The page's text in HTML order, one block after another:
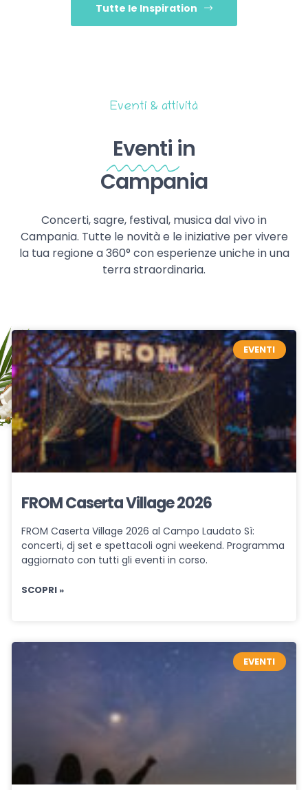
Tutte le Inspiration
Eventi & attività
Eventi in
Campania
Concerti, sagre, festival, musica dal vivo in
Campania. Tutte le novità e le iniziative per vivere
la tua regione a 360° con esperienze uniche in una
terra straordinaria.
EVENTI
FROM Caserta Village 2026
FROM Caserta Village 2026 al Campo Laudato Sì:
concerti, dj set e spettacoli ogni weekend. Programma
aggiornato con tutti gli eventi in corso.
SCOPRI »
EVENTI